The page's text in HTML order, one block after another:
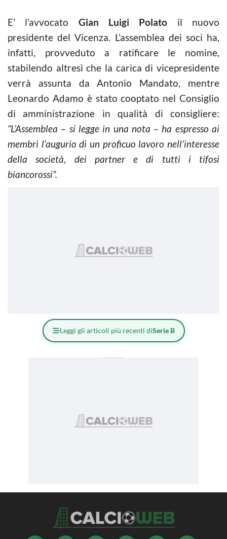
E’ l’avvocato Gian Luigi Polato il nuovo
presidente del Vicenza. L’assemblea dei soci ha,
infatti, provveduto a ratificare le nomine,
stabilendo altresì che la carica di vicepresidente
verrà assunta da Antonio Mandato, mentre
Leonardo Adamo è stato cooptato nel Consiglio
di amministrazione in qualità di consigliere:
“L’Assemblea – si legge in una nota – ha espresso ai
membri l’augurio di un proficuo lavoro nell’interesse
della società, dei partner e di tutti i tifosi
biancorossi”.
Leggi gli articoli più recenti diSerie B